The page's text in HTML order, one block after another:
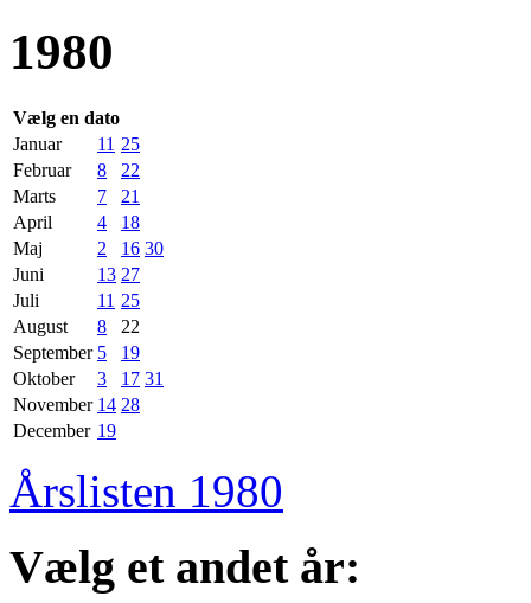
1980
Vælg en dato
Januar
11 25
Februar
8
22
Marts
7
21
April
4
18
Maj
2 16 30
Juni
13 27
Juli
11 25
August
8
22
September 5
19
Oktober
3 17 31
November 14 28
December 19
Årslisten 1980
Vælg et andet år: